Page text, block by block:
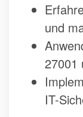
und
27001
IT-